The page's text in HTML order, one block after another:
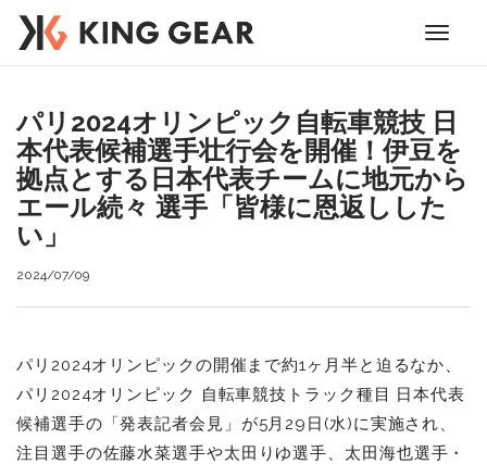
Toggle
パリ2024オリンピック自転車競技 日
本代表候補選手壮行会を開催！伊豆を
拠点とする日本代表チームに地元から
エール続々 選手「皆様に恩返しした
い」
2024/07/09
パリ2024オリンピックの開催まで約1ヶ月半と迫るなか、
パリ2024オリンピック 自転車競技トラック種目 日本代表
候補選手の「発表記者会見」が5月29日(水)に実施され、
注目選手の佐藤水菜選手や太田りゆ選手、太田海也選手・